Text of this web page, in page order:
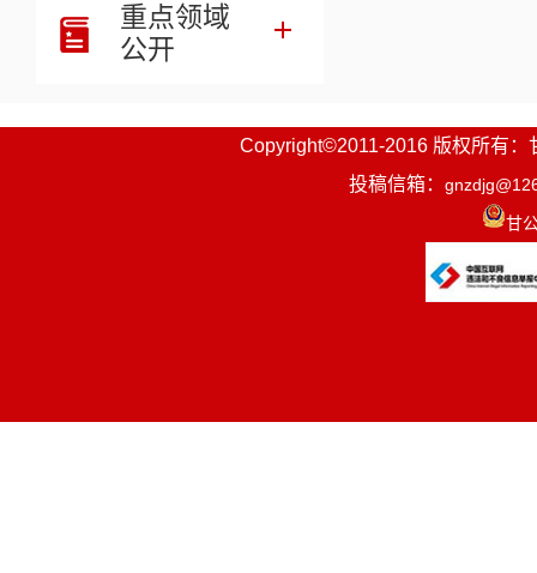
重点领域
公开
Copyright©2011-2016 版权所有：
投稿信箱：
甘